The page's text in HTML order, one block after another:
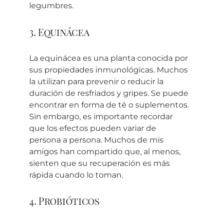
legumbres.
3. Equinácea
La equinácea es una planta conocida por
sus propiedades inmunológicas. Muchos
la utilizan para prevenir o reducir la
duración de resfriados y gripes. Se puede
encontrar en forma de té o suplementos.
Sin embargo, es importante recordar
que los efectos pueden variar de
persona a persona. Muchos de mis
amigos han compartido que, al menos,
sienten que su recuperación es más
rápida cuando lo toman.
4. Probióticos